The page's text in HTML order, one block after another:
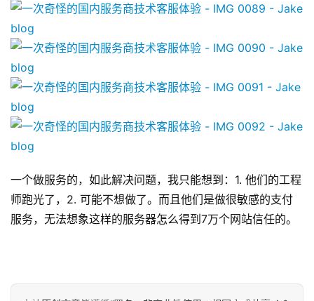
业
动
态
碎
念
推
工
具
一个做服务的，如此解决问题，我只能想到：1. 他们的工程
师跑光了，2. 可能不想做了。而且他们是做很敏感的支付
服务，无法想象这样的服务器怎么得到7万个网站信任的。